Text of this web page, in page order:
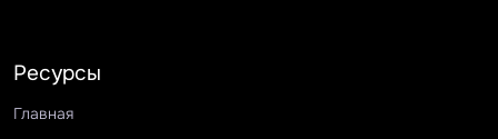
Ресурсы
Главная